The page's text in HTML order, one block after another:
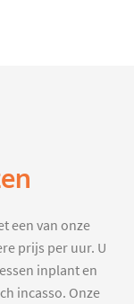
een van onze
prijs per uur. U
inplant en
incasso. Onze